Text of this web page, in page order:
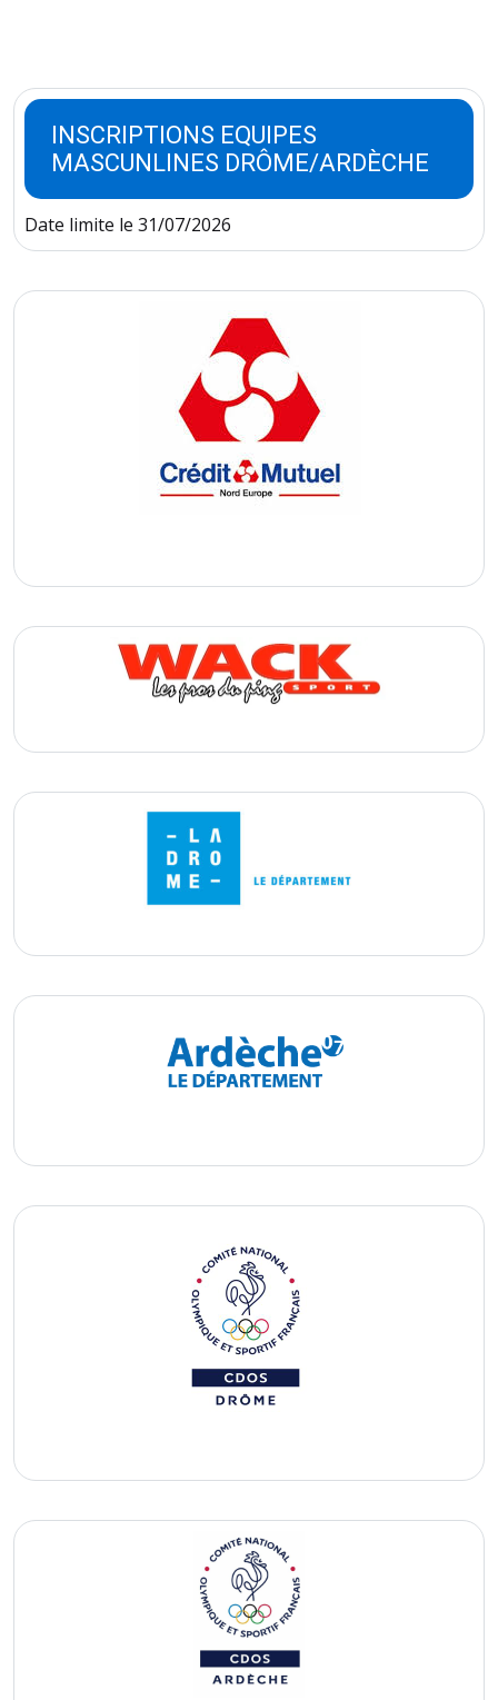
INSCRIPTIONS EQUIPES
MASCUNLINES DRÔME/ARDÈCHE
Date limite le 31/07/2026